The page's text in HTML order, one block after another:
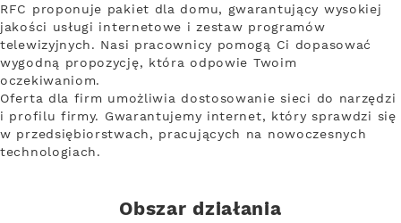
RFC proponuje pakiet dla domu, gwarantujący wysokiej
jakości usługi internetowe i zestaw programów
telewizyjnych. Nasi pracownicy pomogą Ci dopasować
wygodną propozycję, która odpowie Twoim
oczekiwaniom.
Oferta dla firm umożliwia dostosowanie sieci do narzędzi
i profilu firmy. Gwarantujemy internet, który sprawdzi się
w przedsiębiorstwach, pracujących na nowoczesnych
technologiach.
Obszar działania